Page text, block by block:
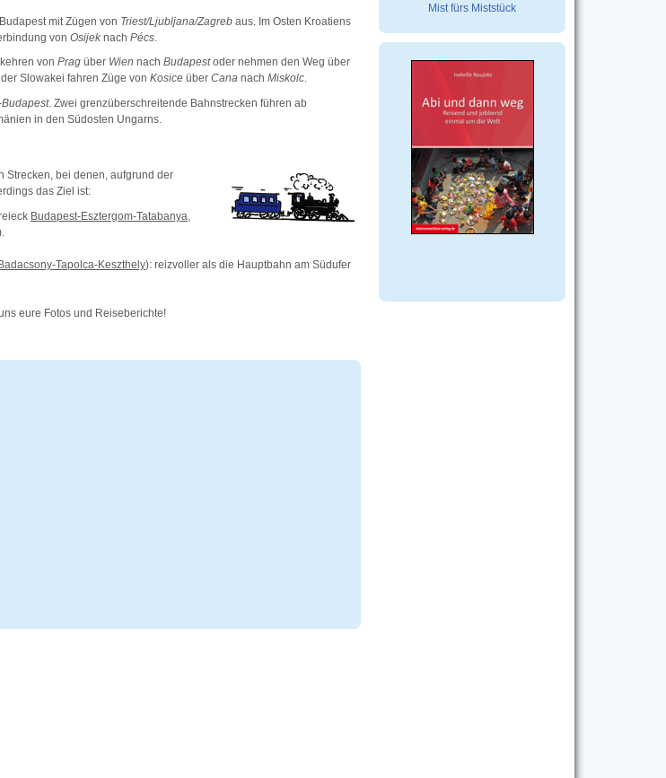
mit Zügen von Triest/Ljubljana/Zagreb aus. Im Osten Kroatiens
von Osijek nach Pécs
von Prag über Wien nach Budapestoder nehmen den Weg über
der Slowakei fahren Züge von Kosice über Cana nach Miskolc.
. Zwei grenzüberschreitende Bahnstrecken führen ab
in den Südosten Ungarns.
Strecken, bei denen, aufgrund der
das Ziel ist:
Budapest-Esztergom-Tatabanya,
Tapolca-Keszthely): reizvoller als die Hauptbahn am Südufer
eure Fotos und Reiseberichte!
Mist fürs Miststück